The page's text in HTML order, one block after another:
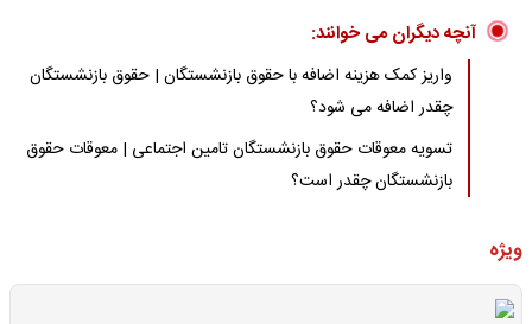
آنچه دیگران می خوانند:
واریز کمک هزینه اضافه با حقوق بازنشستگان | حقوق بازنشستگان
چقدر اضافه می شود؟
تسویه معوقات حقوق بازنشستگان تامین اجتماعی | معوقات حقوق
بازنشستگان چقدر است؟
ویژه